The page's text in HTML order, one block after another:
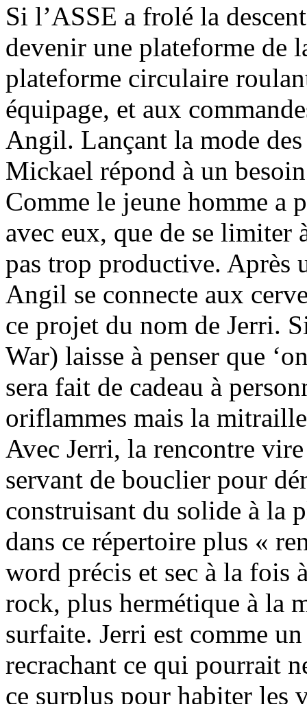
Si l’ASSE a frolé la
devenir une plateforme de
plateforme circulaire
équipage, et aux
Angil. Lançant la mode
Mickael répond à un
Comme le jeune homme a
avec eux, que de se limiter
pas trop productive. Après
Angil se connecte aux
ce projet du nom de Jerri.
War) laisse à penser que
sera fait de cadeau à
oriflammes mais la
Avec Jerri, la rencontre
servant de bouclier pour
construisant du solide à la
dans ce répertoire plus «
word précis et sec à la fois
rock, plus hermétique à la
surfaite. Jerri est comme
recrachant ce qui pourrait
ce surplus pour habiter les